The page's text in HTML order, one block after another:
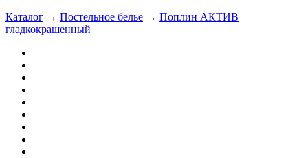
Каталог → Постельное белье → Поплин АКТИВ
гладкокрашенный